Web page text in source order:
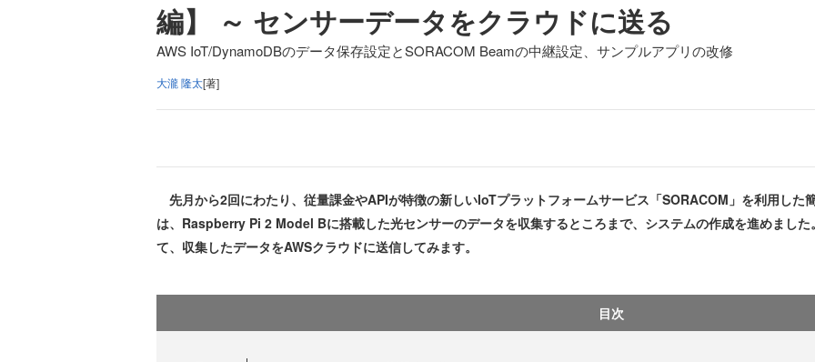
編】 ～ センサーデータをクラウドに送る
AWS IoT/DynamoDBのデータ保存設定とSORACOM Beamの中継設定、サンプルアプリの改修
大瀧 隆太[著]
先月から2回にわたり、従量課金やAPIが特徴の新しいIoTプラットフォームサービス「SORACOM」を利用した
は、Raspberry Pi 2 Model Bに搭載した光センサーのデータを収集するところまで、システムの作成を進めまし
て、収集したデータをAWSクラウドに送信してみます。
目次